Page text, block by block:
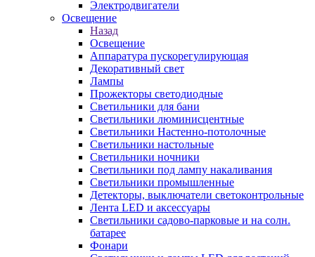
Электродвигатели
Освещение
Назад
Освещение
Аппаратура пускорегулирующая
Декоративный свет
Лампы
Прожекторы светодиодные
Светильники для бани
Светильники люминисцентные
Светильники Настенно-потолочные
Светильники настольные
Светильники ночники
Светильники под лампу накаливания
Светильники промышленные
Детекторы, выключатели светоконтрольные
Лента LED и аксессуары
Светильники садово-парковые и на солн.
батарее
Фонари